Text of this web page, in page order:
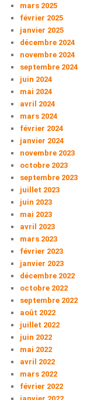
mars 2025
février 2025
janvier 2025
décembre 2024
novembre 2024
septembre 2024
juin 2024
mai 2024
avril 2024
mars 2024
février 2024
janvier 2024
novembre 2023
octobre 2023
septembre 2023
juillet 2023
juin 2023
mai 2023
avril 2023
mars 2023
février 2023
janvier 2023
décembre 2022
octobre 2022
septembre 2022
août 2022
juillet 2022
juin 2022
mai 2022
avril 2022
mars 2022
février 2022